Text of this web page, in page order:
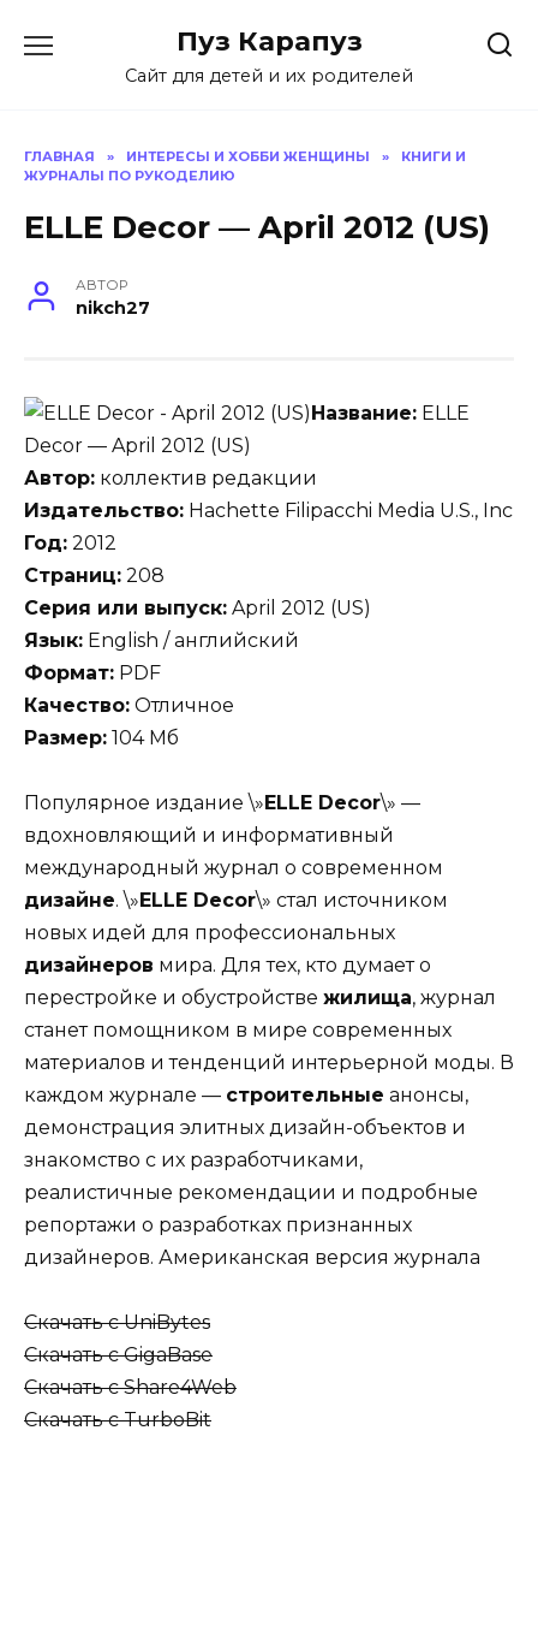
Пуз Карапуз
Сайт для детей и их родителей
ГЛАВНАЯ » ИНТЕРЕСЫ И ХОББИ ЖЕНЩИНЫ »
КНИГИ И
ЖУРНАЛЫ ПО РУКОДЕЛИЮ
ELLE Decor — April 2012 (US)
АВТОР
nikch27
Название: ELLE
Decor — April 2012 (US)
Автор: коллектив редакции
Издательство: Hachette Filipacchi Media U.S., Inc
Год: 2012
Страниц: 208
Серия или выпуск: April 2012 (US)
Язык: English / английский
Формат: PDF
Качество: Отличное
Размер: 104 Мб
Популярное издание \»ELLE Decor\» —
вдохновляющий и информативный
международный журнал о современном
дизайне. \»ELLE Decor\» стал источником
новых идей для профессиональных
дизайнеров мира. Для тех, кто думает о
перестройке и обустройстве жилища, журнал
станет помощником в мире современных
материалов и тенденций интерьерной моды. В
каждом журнале — строительные анонсы,
демонстрация элитных дизайн-объектов и
знакомство с их разработчиками,
реалистичные рекомендации и подробные
репортажи о разработках признанных
дизайнеров. Американская версия журнала
Скачать с UniBytes
Скачать с GigaBase
Скачать с Share4Web
Скачать с TurboBit